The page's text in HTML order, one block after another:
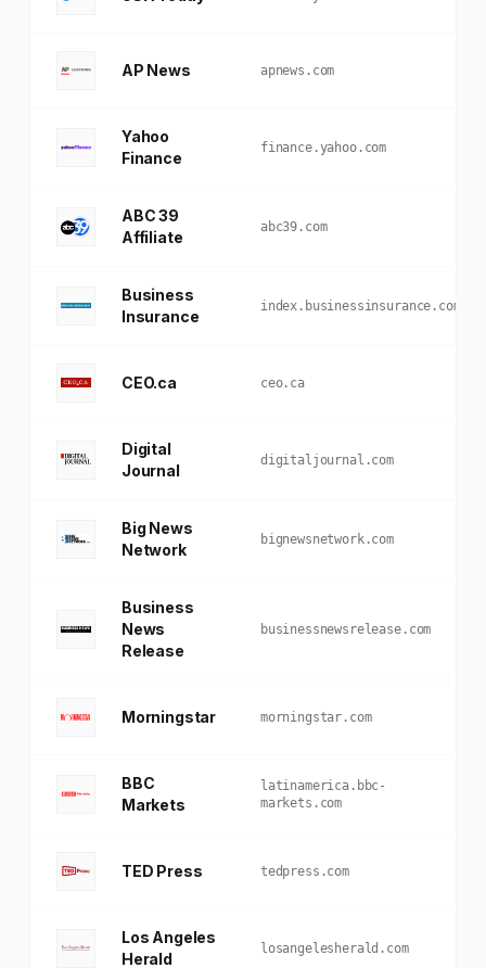
AP News apnews.com
Yahoo
Finance
finance.yahoo.com
ABC 39
Affiliate
abc39.com
Business
Insurance
index.businessinsurance.com
CEO.ca ceo.ca
Digital
Journal
digitaljournal.com
Big News
Network
bignewsnetwork.com
Business
News
Release
businessnewsrelease.com
Morningstar morningstar.com
BBC
Markets
latinamerica.bbc-
markets.com
TED Press tedpress.com
Los Angeles
Herald
losangelesherald.com